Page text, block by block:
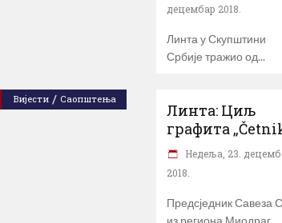
децембар 2018.
Линта у Скупштини
Србије тражио од
Вијести/ Саопштења
Линта: Циљ
графита
Недеља, 23.
2018.
Предсједник Савеза
из региона Миодраг